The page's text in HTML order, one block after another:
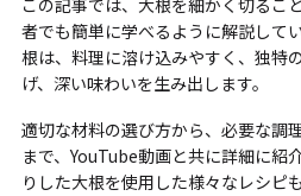
者でも簡単に学べるように解説して
根は、料理に溶け込みやすく、独特
げ、深い味わいを生み出します。
適切な材料の選び方から、必要な調
まで、YouTube動画と共に詳細に紹
りした大根を使用した様々なレシピ